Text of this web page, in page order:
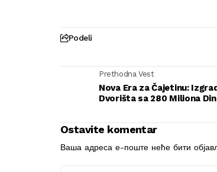
Podeli
Prethodna Vest
Nova Era za Čajetinu:
Dvorišta sa 280 Miliona
Ostavite komentar
Ваша адреса е-поште неће бити